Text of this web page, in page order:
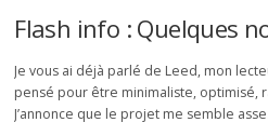
Flash info : Quelques
Je vous ai déjà parlé de Leed, mon
pensé pour être minimaliste, optimisé,
J’annonce que le projet me semble